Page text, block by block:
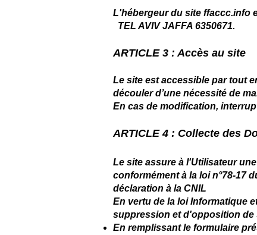
L'hébergeur du site ffaccc.info
TEL AVIV JAFFA 6350671.
ARTICLE 3 : Accès au site
Le site est accessible par tout
découler d’une nécessité de
En cas de modification,
ARTICLE 4 : Collecte des
Le site assure à l'Utilisateur
conformément à la loi n°78-17
déclaration à la CNIL
En vertu de la loi Informatique
suppression et d'opposition de
En remplissant le formulaire